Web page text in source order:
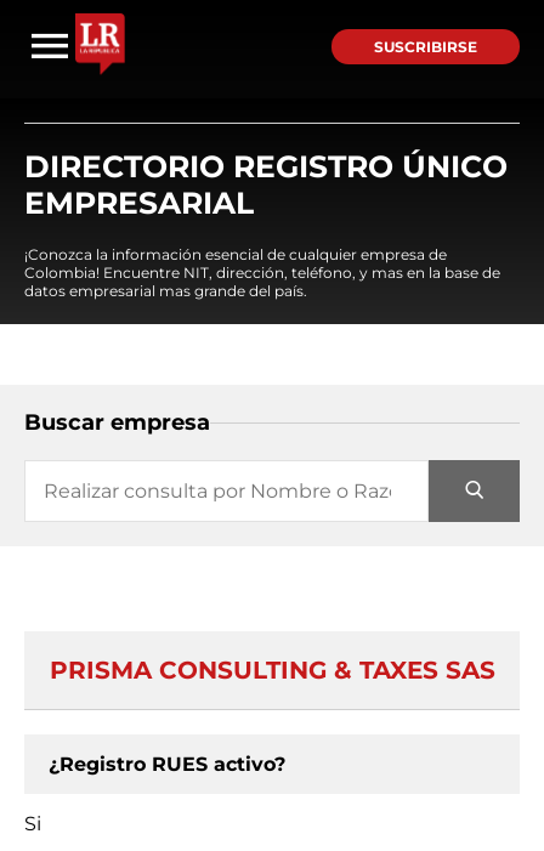
SUSCRIBIRSE
DIRECTORIO REGISTRO ÚNICO
EMPRESARIAL
¡Conozca la información esencial de cualquier empresa de
Colombia! Encuentre NIT, dirección, teléfono, y mas en la base de
datos empresarial mas grande del país.
Buscar empresa
PRISMA CONSULTING & TAXES SAS
¿Registro RUES activo?
Si